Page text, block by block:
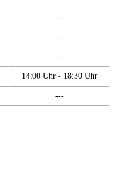
---
---
---
14:00 Uhr - 18:30 Uhr
---